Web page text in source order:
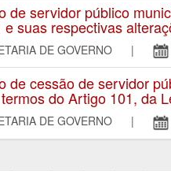
de servidor público
suas respectivas
DE GOVERNO |
de cessão de servidor
do Artigo 101, da
DE GOVERNO |